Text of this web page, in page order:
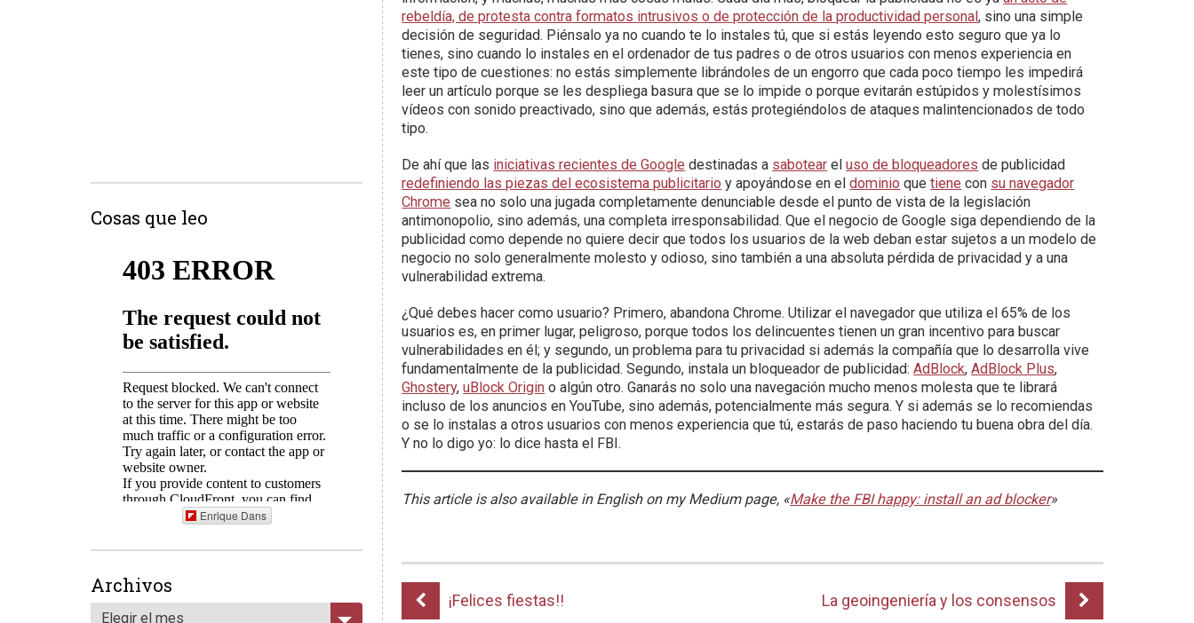
rebeldía, de protesta contra formatos intrusivos o de protección de la productividad personal, sino una simple
decisión de seguridad. Piénsalo ya no cuando te lo instales tú, que si estás leyendo esto seguro que ya lo
tienes, sino cuando lo instales en el ordenador de tus padres o de otros usuarios con menos experiencia en
este tipo de cuestiones: no estás simplemente librándoles de un engorro que cada poco tiempo les impedirá
leer un artículo porque se les despliega basura que se lo impide o porque evitarán estúpidos y molestísimos
vídeos con sonido preactivado, sino que además, estás protegiéndolos de ataques malintencionados de todo
tipo.
De ahí que las iniciativas recientes de Google destinadas a sabotear eluso de bloqueadores de publicidad
redefiniendo las piezas del ecosistema publicitario y apoyándose en eldominio quetiene con su navegador
Chrome sea no solo una jugada completamente denunciable desde el punto de vista de la legislación
antimonopolio, sino además, una completa irresponsabilidad. Que el negocio de Google siga dependiendo de la
publicidad como depende no quiere decir que todos los usuarios de la web deban estar sujetos a un modelo de
negocio no solo generalmente molesto y odioso, sino también a una absoluta pérdida de privacidad y a una
vulnerabilidad extrema.
¿Qué debes hacer como usuario? Primero, abandona Chrome. Utilizar el navegador que utiliza el 65% de los
usuarios es, en primer lugar, peligroso, porque todos los delincuentes tienen un gran incentivo para buscar
vulnerabilidades en él; y segundo, un problema para tu privacidad si además la compañía que lo desarrolla vive
fundamentalmente de la publicidad. Segundo, instala un bloqueador de publicidad:AdBlock,AdBlock Plus,
Ghostery,uBlock Origin o algún otro. Ganarás no solo una navegación mucho menos molesta que te librará
incluso de los anuncios en YouTube, sino además, potencialmente más segura. Y si además se lo recomiendas
o se lo instalas a otros usuarios con menos experiencia que tú, estarás de paso haciendo tu buena obra del día.
Y no lo digo yo: lo dice hasta el FBI.
This article is also available in English on my Medium page, «Make the FBI happy: install an ad blocker»
¡Felices fiestas!! La geoingeniería y los consensos
Cosas que leo
Enrique Dans
Archivos
Elegir el mes